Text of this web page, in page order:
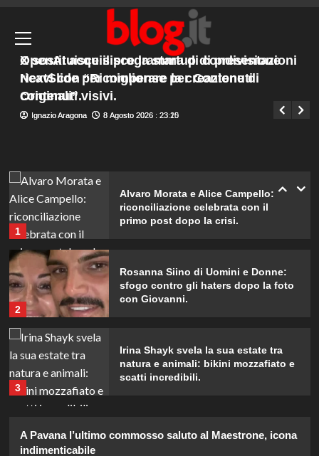
Menu
principale
Yemen, le forze armate annunciano
un’operazione militare contro gli Houthi
Giuseppe Recca 8 Agosto 2026 : 19:40
X sostituisce il programma di condivisione
ricavi con “Ricompense per Contenuti
Originali”.
Ignazio Aragona 8 Agosto 2026 : 23:20
OpenAI acquisisce la startup di presentazioni
NextSlide per migliorare la creazione di
contenuti visivi.
Ignazio Aragona 8 Agosto 2026 : 23:15
Piano di Harry e Meghan per
invertire il Megxit: sarà approvato da
re Carlo?
Cristina Marino e Luca Argentero:
1
Alvaro Morata e Alice Campello:
riconciliazione celebrata con il
primo post dopo la crisi.
2
Rosanna Siino di Uomini e Donne:
sfogo contro gli haters dopo la foto
con Giovanni.
3
Irina Shayk svela la sua estate tra
natura e animali: bikini mozzafiato e
scatti incredibili.
invertire il Megxit: sarà approvato da
A Pavana l’ultimo commosso saluto al Maestrone, icona
indimenticabile